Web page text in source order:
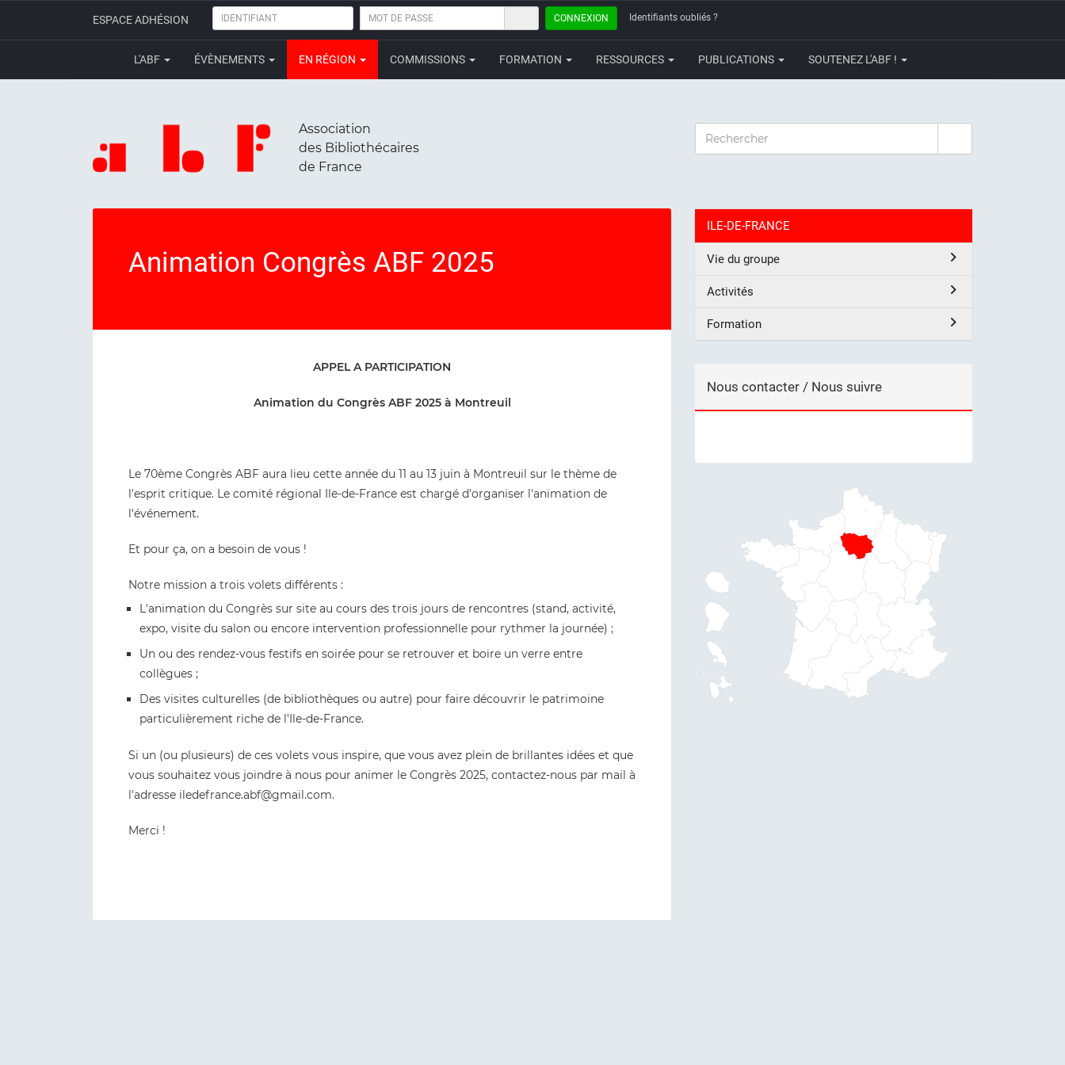
ESPACE ADHÉSION IDENTIFIANT
MOT
PASSE
CONNEXION Identifiants oubliés ?
L'ABF ÉVÈNEMENTS EN RÉGION COMMISSIONS FORMATION RESSOURCES PUBLICATIONS SOUTENEZ L'ABF !
Association
des Bibliothécaires
de France
RECHERCHER
Animation Congrès ABF 2025
APPEL A PARTICIPATION
Animation du Congrès ABF 2025 à Montreuil
Le 70ème Congrès ABF aura lieu cette année du 11 au 13 juin à Montreuil sur le thème de
l'esprit critique. Le comité régional Ile-de-France est chargé d'organiser l'animation de
l'événement.
Et pour ça, on a besoin de vous !
Notre mission a trois volets différents :
L'animation du Congrès sur site au cours des trois jours de rencontres (stand, activité,
expo, visite du salon ou encore intervention professionnelle pour rythmer la journée) ;
Un ou des rendez-vous festifs en soirée pour se retrouver et boire un verre entre
collègues ;
Des visites culturelles (de bibliothèques ou autre) pour faire découvrir le patrimoine
particulièrement riche de l'Ile-de-France.
Si un (ou plusieurs) de ces volets vous inspire, que vous avez plein de brillantes idées et que
vous souhaitez vous joindre à nous pour animer le Congrès 2025, contactez-nous par mail à
l'adresse iledefrance.abf@gmail.com.
Merci !
ILE-DE-FRANCE
Vie du groupe
Activités
Formation
Nous contacter / Nous suivre